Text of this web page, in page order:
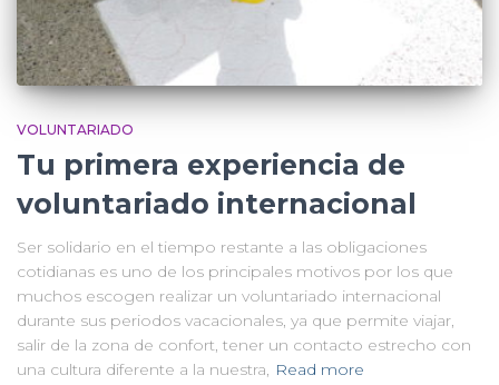
VOLUNTARIADO
Tu primera experiencia de
voluntariado internacional
Ser solidario en el tiempo restante a las obligaciones
cotidianas es uno de los principales motivos por los que
muchos escogen realizar un voluntariado internacional
durante sus periodos vacacionales, ya que permite viajar,
salir de la zona de confort, tener un contacto estrecho con
una cultura diferente a la nuestra, Read more